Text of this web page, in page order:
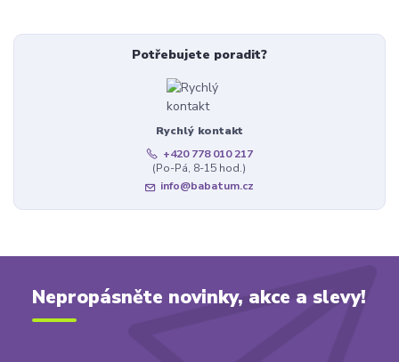
Potřebujete poradit?
Rychlý kontakt
+420 778 010 217
(Po-Pá, 8-15 hod.)
info@babatum.cz
Nepropásněte novinky, akce a slevy!